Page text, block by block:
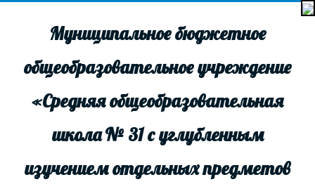
Муниципальное бюджетное
общеобразовательное учреждение
«Средняя общеобразовательная
школа № 31 с углубленным
изучением отдельных предметов